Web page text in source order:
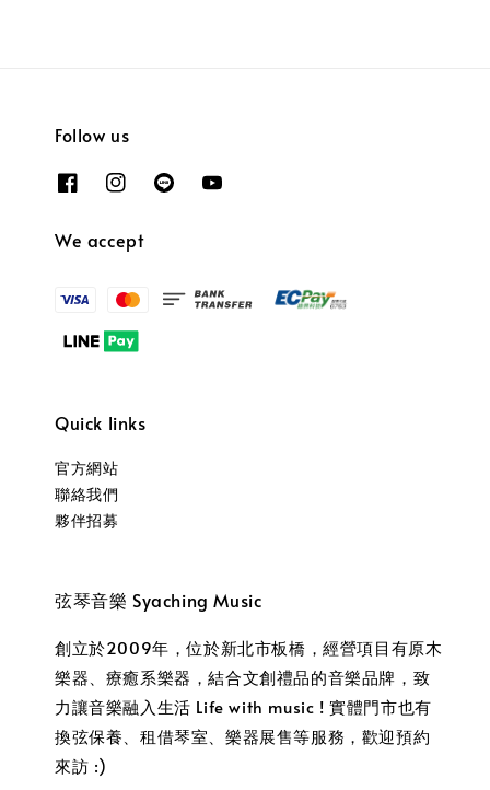
Follow us
We accept
Quick links
官方網站
聯絡我們
夥伴招募
弦琴音樂 Syaching Music
創立於2009年，位於新北市板橋，經營項目有原木
樂器、療癒系樂器，結合文創禮品的音樂品牌，致
力讓音樂融入生活 Life with music ! 實體門市也有
換弦保養、租借琴室、樂器展售等服務，歡迎預約
來訪 :)